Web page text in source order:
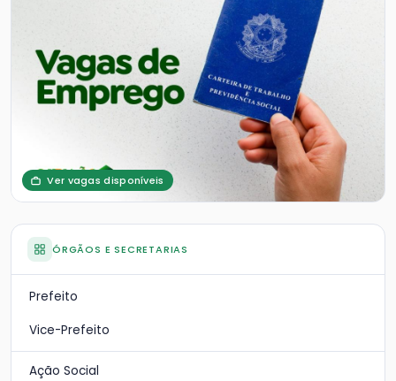
Ver vagas disponíveis
ÓRGÃOS E SECRETARIAS
Prefeito
Vice-Prefeito
Ação Social